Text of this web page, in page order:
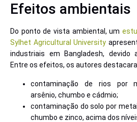
Efeitos ambientais
Do ponto de vista ambiental, um
Sylhet Agricultural University
industriais em Bangladesh, devido
Entre os efeitos, os autores
contaminação de rios por
arsênio, chumbo e cádmio;
contaminação do solo por
chumbo e zinco, acima dos